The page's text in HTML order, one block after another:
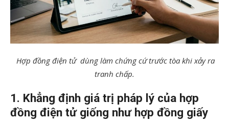
Hợp đồng điện tử dùng làm chứng cứ trước tòa khi xảy ra
tranh chấp.
1. Khẳng định giá trị pháp lý của hợp
đồng điện tử giống như hợp đồng giấy